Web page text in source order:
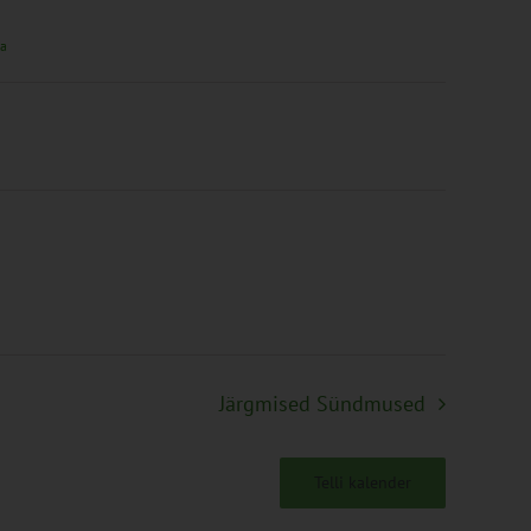
Järgmised Sündmused